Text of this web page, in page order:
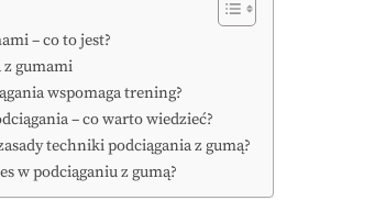
– co to jest?
z gumami
wspomaga trening?
– co warto wiedzieć?
techniki podciągania z gumą?
w podciąganiu z gumą?